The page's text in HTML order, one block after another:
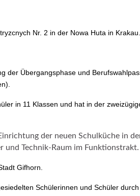
Nr. 2 in der Nowa Huta in Krakau.
der Übergangsphase und
in 11 Klassen und hat in der
der neuen Schulküche in
und Technik-Raum im Funktionstrakt.
Gifhorn.
Schülerinnen und Schüler